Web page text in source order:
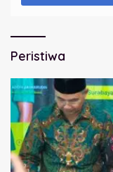
Peristiwa